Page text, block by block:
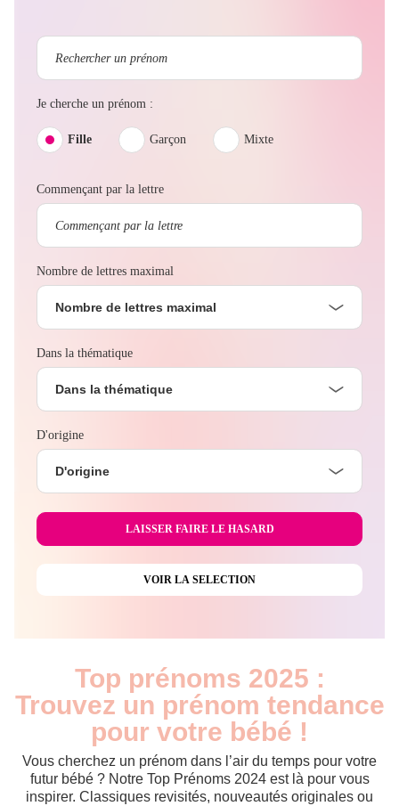
Je cherche un prénom :
Fille Garçon Mixte
Commençant par la lettre
Nombre de lettres maximal
Nombre de lettres maximal
Dans la thématique
Dans la thématique
D'origine
D'origine
Top prénoms 2025 :
Trouvez un prénom tendance
pour votre bébé !
Vous cherchez un prénom dans l’air du temps pour votre
futur bébé ? Notre Top Prénoms 2024 est là pour vous
inspirer. Classiques revisités, nouveautés originales ou